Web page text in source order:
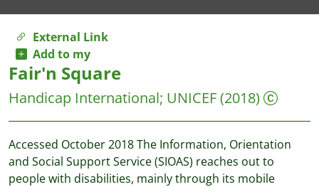
External Link
Add to my
Fair'n Square
Handicap International; UNICEF(2018)
Accessed October 2018 The Information, Orientation
and Social Support Service (SIOAS) reaches out to
people with disabilities, mainly through its mobile